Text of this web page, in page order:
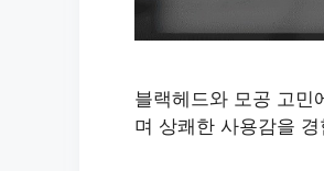
블랙헤드와 모공 고민
며 상쾌한 사용감을